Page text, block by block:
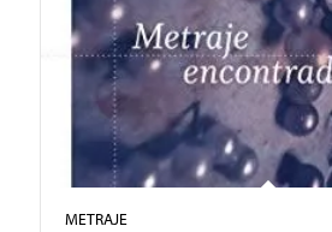
METRAJE